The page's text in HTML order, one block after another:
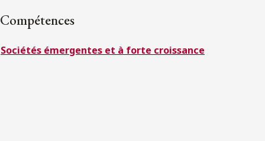
S’abonner
Compétences
Sociétés émergentes et à forte croissance